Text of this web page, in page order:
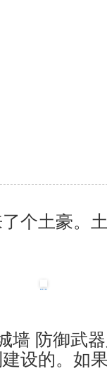
个土豪。
墙 防御武
设的。如